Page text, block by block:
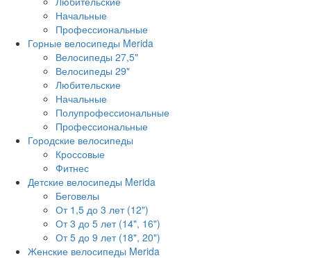
Начальные
Профессиональные
Горные велосипеды Merida
Велосипеды 27,5"
Велосипеды 29"
Любительские
Начальные
Полупрофессиональные
Профессиональные
Городские велосипеды
Кроссовые
Фитнес
Детские велосипеды Merida
Беговелы
От 1,5 до 3 лет (12")
От 3 до 5 лет (14", 16")
От 5 до 9 лет (18", 20")
Женские велосипеды Merida